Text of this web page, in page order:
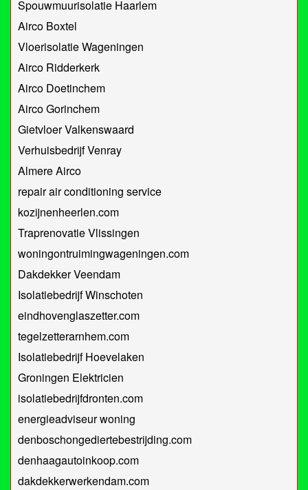
Spouwmuurisolatie Haarlem
Airco Boxtel
Vloerisolatie Wageningen
Airco Ridderkerk
Airco Doetinchem
Airco Gorinchem
Gietvloer Valkenswaard
Verhuisbedrijf Venray
Almere Airco
repair air conditioning service
kozijnenheerlen.com
Traprenovatie Vlissingen
woningontruimingwageningen.com
Dakdekker Veendam
Isolatiebedrijf Winschoten
eindhovenglaszetter.com
tegelzetterarnhem.com
Isolatiebedrijf Hoevelaken
Groningen Elektricien
isolatiebedrijfdronten.com
energieadviseur woning
denboschongediertebestrijding.com
denhaagautoinkoop.com
dakdekkerwerkendam.com